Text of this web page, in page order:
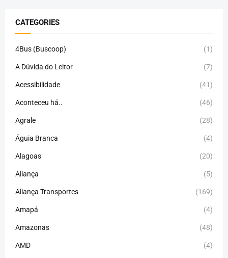
CATEGORIES
4Bus (Buscoop) (1)
A Dúvida do Leitor (7)
Acessibilidade (41)
Aconteceu há.. (46)
Agrale (28)
Águia Branca (4)
Alagoas (20)
Aliança (5)
Aliança Transportes (169)
Amapá (4)
Amazonas (48)
AMD (4)